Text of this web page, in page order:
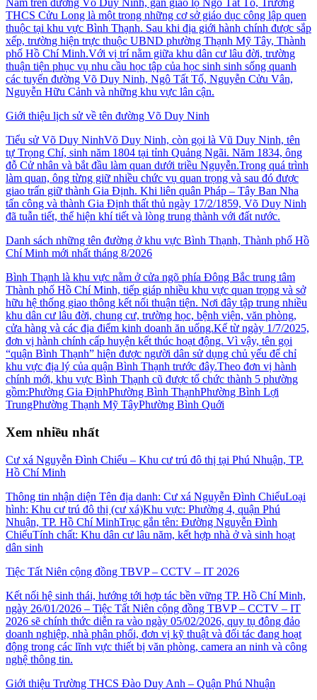
Nằm trên đường Võ Duy Ninh, gần giao lộ Ngô Tất Tố, Trường
THCS Cửu Long là một trong những cơ sở giáo dục công lập quen
thuộc tại khu vực Bình Thạnh. Sau khi địa giới hành chính được sắp
xếp, trường hiện trực thuộc UBND phường Thạnh Mỹ Tây, Thành
phố Hồ Chí Minh.Với vị trí nằm giữa khu dân cư lâu đời, trường
thuận tiện phục vụ nhu cầu học tập của học sinh sinh sống quanh
các tuyến đường Võ Duy Ninh, Ngô Tất Tố, Nguyễn Cửu Vân,
Nguyễn Hữu Cảnh và những khu vực lân cận.
Giới thiệu lịch sử về tên đường Võ Duy Ninh
Tiểu sử Võ Duy NinhVõ Duy Ninh, còn gọi là Vũ Duy Ninh, tên
tự Trọng Chí, sinh năm 1804 tại tỉnh Quảng Ngãi. Năm 1834, ông
đỗ Cử nhân và bắt đầu làm quan dưới triều Nguyễn.Trong quá trình
làm quan, ông từng giữ nhiều chức vụ quan trọng và sau đó được
giao trấn giữ thành Gia Định. Khi liên quân Pháp – Tây Ban Nha
tấn công và thành Gia Định thất thủ ngày 17/2/1859, Võ Duy Ninh
đã tuẫn tiết, thể hiện khí tiết và lòng trung thành với đất nước.
Danh sách những tên đường ở khu vực Bình Thạnh, Thành phố Hồ
Chí Minh mới nhất tháng 8/2026
Bình Thạnh là khu vực nằm ở cửa ngõ phía Đông Bắc trung tâm
Thành phố Hồ Chí Minh, tiếp giáp nhiều khu vực quan trọng và sở
hữu hệ thống giao thông kết nối thuận tiện. Nơi đây tập trung nhiều
khu dân cư lâu đời, chung cư, trường học, bệnh viện, văn phòng,
cửa hàng và các địa điểm kinh doanh ăn uống.Kể từ ngày 1/7/2025,
đơn vị hành chính cấp huyện kết thúc hoạt động. Vì vậy, tên gọi
“quận Bình Thạnh” hiện được người dân sử dụng chủ yếu để chỉ
khu vực địa lý của quận Bình Thạnh trước đây.Theo đơn vị hành
chính mới, khu vực Bình Thạnh cũ được tổ chức thành 5 phường
gồm:Phường Gia ĐịnhPhường Bình ThạnhPhường Bình Lợi
TrungPhường Thạnh Mỹ TâyPhường Bình Quới
Xem nhiều nhất
Cư xá Nguyễn Đình Chiểu – Khu cư trú đô thị tại Phú Nhuận, TP.
Hồ Chí Minh
Thông tin nhận diện Tên địa danh: Cư xá Nguyễn Đình ChiểuLoại
hình: Khu cư trú đô thị (cư xá)Khu vực: Phường 4, quận Phú
Nhuận, TP. Hồ Chí MinhTrục gắn tên: Đường Nguyễn Đình
ChiểuTính chất: Khu dân cư lâu năm, kết hợp nhà ở và sinh hoạt
dân sinh
Tiệc Tất Niên cộng đồng TBVP – CCTV – IT 2026
Kết nối hệ sinh thái, hướng tới hợp tác bền vững TP. Hồ Chí Minh,
ngày 26/01/2026 – Tiệc Tất Niên cộng đồng TBVP – CCTV – IT
2026 sẽ chính thức diễn ra vào ngày 05/02/2026, quy tụ đông đảo
doanh nghiệp, nhà phân phối, đơn vị kỹ thuật và đối tác đang hoạt
động trong các lĩnh vực thiết bị văn phòng, camera an ninh và công
nghệ thông tin.
Giới thiệu Trường THCS Đào Duy Anh – Quận Phú Nhuận